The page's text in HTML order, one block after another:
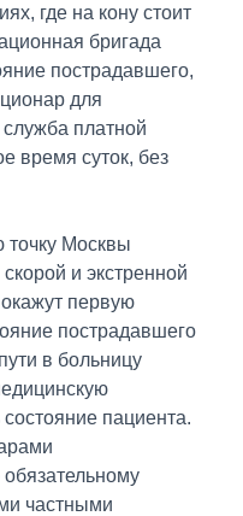
где на кону стоит
бригада
пострадавшего,
для
платной
время суток, без
точку Москвы
и экстренной
первую
пострадавшего
в больницу
пациента.
частными